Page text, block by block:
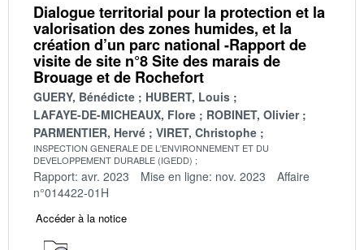
Dialogue territorial pour la protection et la
valorisation des zones humides, et la
création d’un parc national -Rapport de
visite de site n°8 Site des marais de
Brouage et de Rochefort
GUERY, Bénédicte
HUBERT, Louis
LAFAYE-DE-MICHEAUX, Flore
ROBINET, Olivier
PARMENTIER, Hervé
VIRET, Christophe
INSPECTION GENERALE DE L'ENVIRONNEMENT ET DU
DEVELOPPEMENT DURABLE (IGEDD)
Rapport: avr. 2023 Mise en ligne: nov. 2023
Affaire
n°014422-01H
Accéder à la notice